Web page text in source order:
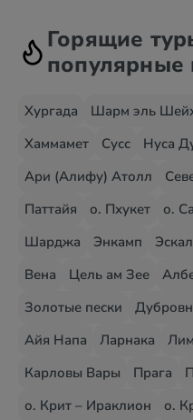
Горящие
популярные
Хургада Шарм эль
Хаммамет
Сусс
Нуса
Ари (Алифу) Атолл
Паттайя
о. Пхукет о.
Шарджа
Энкамп
Вена
Цель ам Зее
Золотые пески
Айя Напа
Ларнака
Карловы Вары
Прага
о. Крит – Ираклион
о.